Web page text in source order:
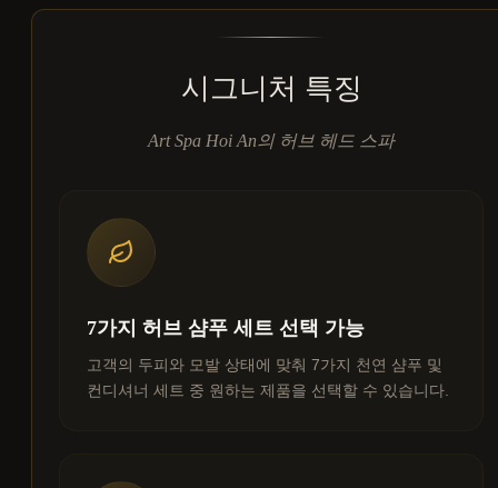
시그니처 특징
Art Spa Hoi An의 허브 헤드 스파
7가지 허브 샴푸 세트 선택 가능
고객의 두피와 모발 상태에 맞춰 7가지 천연 샴푸 및
컨디셔너 세트 중 원하는 제품을 선택할 수 있습니다.